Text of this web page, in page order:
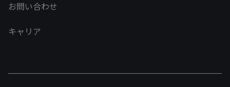
お問い合わせ
キャリア